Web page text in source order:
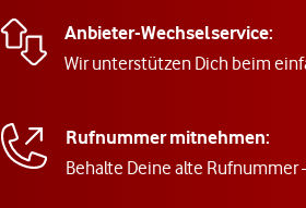
Anbieter-Wechselservice:
Wir unterstützen Dich beim
Rufnummer mitnehmen:
Behalte Deine alte